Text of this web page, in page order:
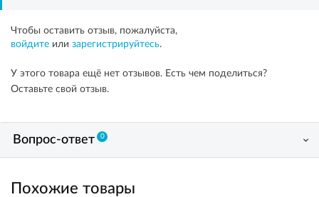
Чтобы оставить отзыв, пожалуйста,
войдите или зарегистрируйтесь.
У этого товара ещё нет отзывов. Есть чем поделиться?
Оставьте свой отзыв.
Вопрос-ответ 0
Похожие товары